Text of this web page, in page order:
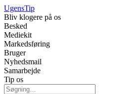
UgensTip
Bliv klogere på os
Besked
Mediekit
Markedsføring
Bruger
Nyhedsmail
Samarbejde
Tip os